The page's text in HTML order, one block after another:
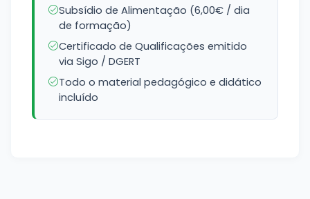
Subsídio de Alimentação (6,00€ / dia
de formação)
Certificado de Qualificações emitido
via Sigo / DGERT
Todo o material pedagógico e didático
incluído